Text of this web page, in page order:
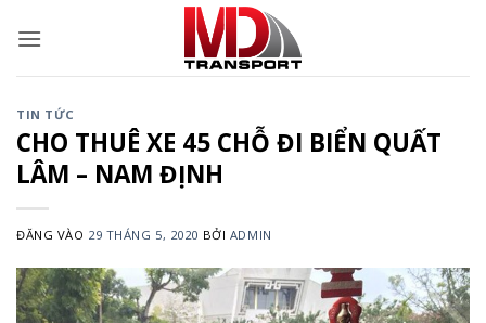
qua
TIN TỨC
CHO THUÊ XE 45 CHỖ ĐI BIỂN QUẤT
LÂM – NAM ĐỊNH
ĐĂNG VÀO 29 THÁNG 5, 2020 BỞI ADMIN